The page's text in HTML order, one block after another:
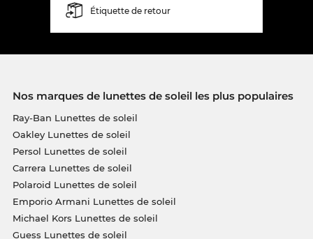
Étiquette de retour
Nos marques de lunettes de soleil les plus populaires
Ray-Ban Lunettes de soleil
Oakley Lunettes de soleil
Persol Lunettes de soleil
Carrera Lunettes de soleil
Polaroid Lunettes de soleil
Emporio Armani Lunettes de soleil
Michael Kors Lunettes de soleil
Guess Lunettes de soleil